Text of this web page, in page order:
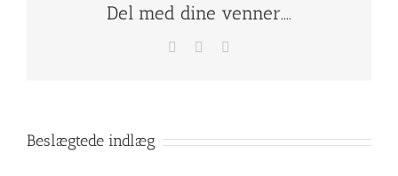
Del med dine venner....
Facebook
Beslægtede indlæg